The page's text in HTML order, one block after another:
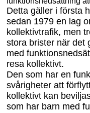
Detta gäller i första
sedan 1979 en lag
kollektivtrafik, men
stora brister när det
med
resa kollektivt.
Den som har en
svårigheter att
kollektivt kan
som har barn med